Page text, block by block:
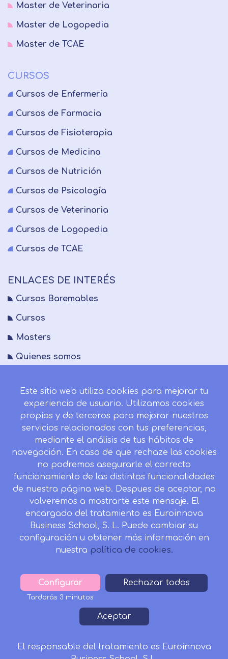
Master de Veterinaria
Master de Logopedia
Master de TCAE
CURSOS
Cursos de Enfermería
Cursos de Farmacia
Cursos de Fisioterapia
Cursos de Medicina
Cursos de Nutrición
Cursos de Psicología
Cursos de Veterinaria
Cursos de Logopedia
Cursos de TCAE
ENLACES DE INTERÉS
Cursos Baremables
Cursos
Masters
Quienes somos
Blog
Mapa del sitio
Desistir contrato aquí
CONTACTO
Camino de la Torrecilla N.º 30 EDIFICIO EDUCA
EDTECH, C.P. 18.200, Maracena (Granada)
958 050 746
Horario de atención al cliente:
Lunes a viernes: 9.00h a 20.00h.
formacion@inesalud.com
Condiciones de Matriculación
Política de Privacidad
Política de Cookies
Este sitio web utiliza cookies para mejorar tu
experiencia de usuario. Utilizamos cookies
propias y de terceros para mejorar nuestros
servicios relacionados con tus preferencias,
mediante el análisis de tus hábitos de
navegación. En caso de que rechaze las cookies
no podremos asegurarle el correcto
funcionamiento de las distintas funcionalidades
de nuestra página web. Despues de aceptar, no
volveremos a mostrarte este mensaje. El
encargado del tratamiento es Euroinnova
Business School, S. L. Puede cambiar su
configuración u obtener más información en
nuestra política de cookies.
Configurar
Tardarás 3 minutos
Rechazar todas
Aceptar
Withdraw
consent
El responsable del tratamiento es Euroinnova